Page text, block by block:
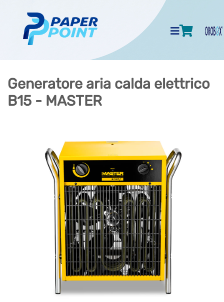
Generatore aria calda elettrico
B15 - MASTER